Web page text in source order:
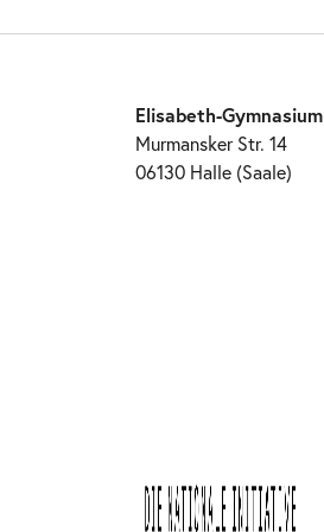
Elisabeth-Gymnasium
Murmansker Str. 14
06130 Halle (Saale)